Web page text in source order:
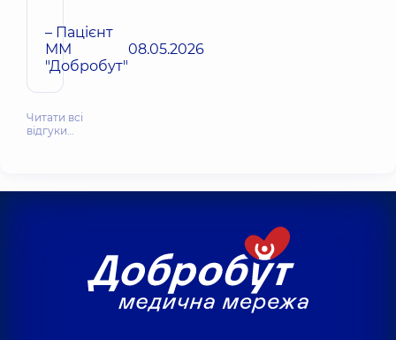
– Пацієнт
ММ
"Добробут"
08.05.2026
Читати всі
відгуки…